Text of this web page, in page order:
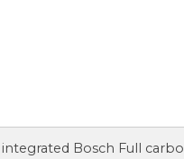
Bosch Full